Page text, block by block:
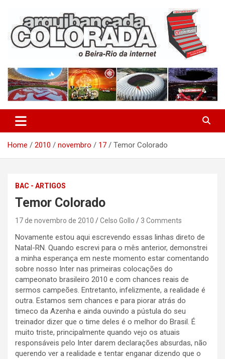
content
Arquibancada Colorada
Home 2010 novembro 17 Temor Colorado
BAC - ARTIGOS
Temor Colorado
17 de novembro de 2010 Celso Gollo 3 Comments
Novamente estou aqui escrevendo essas linhas direto de
Natal-RN. Quando escrevi para o mês anterior, demonstrei
a minha esperança em neste momento estar comentando
sobre nosso Inter nas primeiras colocações do
campeonato brasileiro 2010 e com chances reais de
sermos campeões. Entretanto, infelizmente, a realidade é
outra. Estamos sem chances e para piorar atrás do
timeco da Azenha e ainda ouvindo a pústula do seu
treinador dizer que o time deles é o melhor do Brasil. É
muito triste, principalmente quando vejo os atuais
responsáveis pelo Inter darem declarações absurdas, não
querendo ver a realidade e tentar enganar dizendo que o